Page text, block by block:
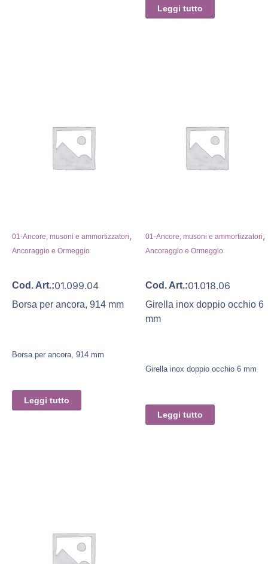
Leggi tutto
01-Ancore, musoni e ammortizzatori,
Ancoraggio e Ormeggio
Cod. Art.:01.099.04
Borsa per ancora, 914 mm
Borsa per ancora, 914 mm
Leggi tutto
01-Ancore, musoni e ammortizzatori,
Ancoraggio e Ormeggio
Cod. Art.:01.018.06
Girella inox doppio occhio 6
mm
Girella inox doppio occhio 6 mm
Leggi tutto